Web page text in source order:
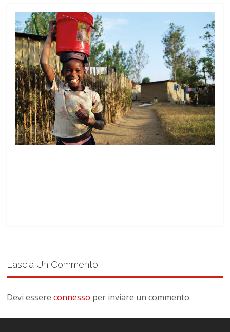
Lascia Un Commento
Devi essereconnesso per inviare un commento.